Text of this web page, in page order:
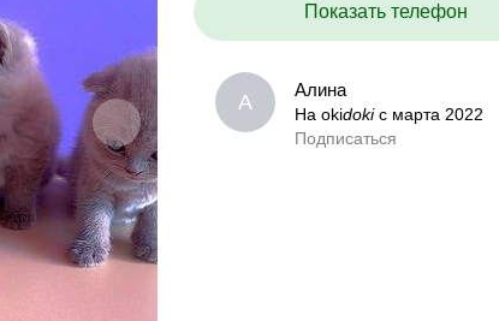
Показать телефон
А
Алина
На okidokiс марта 2022
Подписаться
А
Алина
На okidokiс марта 2022
0,0